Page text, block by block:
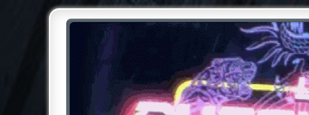
Chroniques de l'Étrange NO
Pour les amateurs des Chroniques de l'Étrange